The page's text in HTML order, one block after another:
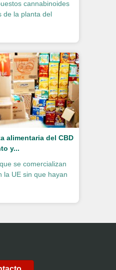
cannabinoides
de la planta del
alimentaria del CBD
y...
se comercializan
la UE sin que hayan